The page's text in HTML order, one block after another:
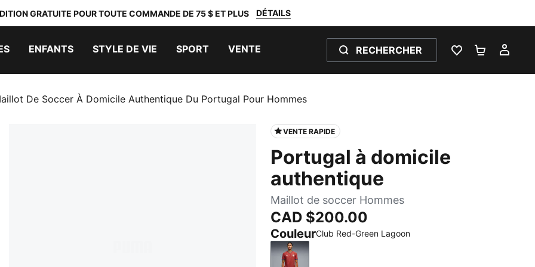
GRATUITE POUR TOUTE COMMANDE DE 75 $ ET PLUS DÉTAILS
ENFANTS STYLE DE VIE SPORT VENTE RECHERCHER
LISTE DEPANIER 0
De Soccer À Domicile Authentique Du Portugal Pour Hommes
VENTE RAPIDE
Portugal à domicile
authentique
Maillot de soccer Hommes
CAD $200.00
CouleurClub Red-Green Lagoon